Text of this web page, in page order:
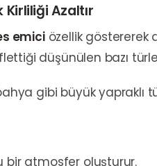
Kirliliği Azaltır
emiciözellik göstererek
düşünülen bazı
gibi büyük yapraklı
atmosfer oluşturur.